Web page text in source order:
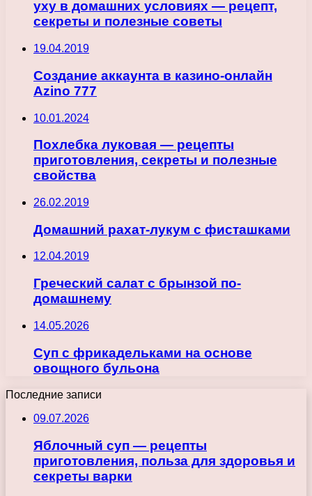
уху в домашних условиях — рецепт,
секреты и полезные советы
19.04.2019
Создание аккаунта в казино-онлайн
Azino 777
10.01.2024
Похлебка луковая — рецепты
приготовления, секреты и полезные
свойства
26.02.2019
Домашний рахат-лукум с фисташками
12.04.2019
Греческий салат с брынзой по-
домашнему
14.05.2026
Суп с фрикадельками на основе
овощного бульона
Последние записи
09.07.2026
Яблочный суп — рецепты
приготовления, польза для здоровья и
секреты варки